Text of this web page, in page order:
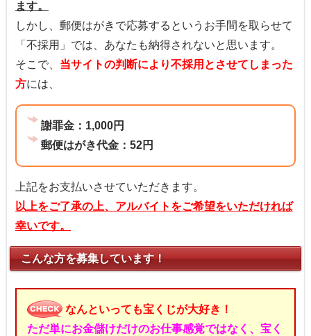
ます。
しかし、郵便はがきで応募するというお手間を取らせて
「不採用」では、あなたも納得されないと思います。
そこで、 当サイトの判断により不採用とさせてしまった
方には、
謝罪金：1,000円
郵便はがき代金：52円
上記をお支払いさせていただきます。
以上をご了承の上、アルバイトをご希望をいただければ
幸いです。
こんな方を募集しています！
なんといっても宝くじが大好き！
ただ単にお金儲けだけのお仕事感覚ではなく、宝く